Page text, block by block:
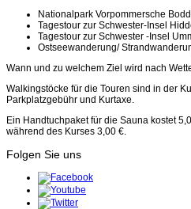
Nationalpark Vorpommersche
Tagestour zur Schwester-Insel
Tagestour zur Schwester -Insel
Ostseewanderung/
Wann und zu welchem Ziel wird nach
Walkingstöcke für die Touren sind in der
Parkplatzgebühr und Kurtaxe.
Ein Handtuchpaket für die Sauna kostet
während des Kurses 3,00 €.
Folgen Sie uns